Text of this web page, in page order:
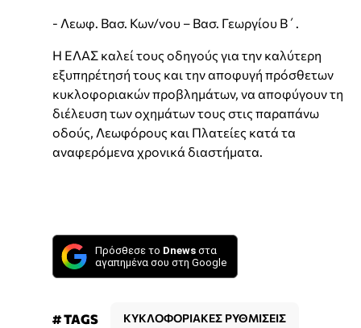
- Λεωφ. Βασ. Κων/νου – Βασ. Γεωργίου Β΄.
Η ΕΛΑΣ καλεί τους οδηγούς για την καλύτερη
εξυπηρέτησή τους και την αποφυγή πρόσθετων
κυκλοφοριακών προβλημάτων, να αποφύγουν τη
διέλευση των οχημάτων τους στις παραπάνω
οδούς, Λεωφόρους και Πλατείες κατά τα
αναφερόμενα χρονικά διαστήματα.
Πρόσθεσε το Dnews στα
αγαπημένα σου στη Google
# TAGS ΚΥΚΛΟΦΟΡΙΑΚΕΣ ΡΥΘΜΙΣΕΙΣ